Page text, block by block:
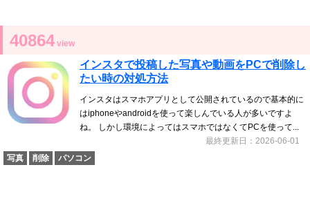
40864 view
インスタで投稿した写真や動画をPCで削除し
たい時の対処方法
インスタはスマホアプリとして公開されているので基本的に
はiphoneやandroidを使って楽しんでいる人が多いですよ
ね。 しかし環境によってはスマホではなくてPCを使って...
最終更新日：2026-06-01
写真
削除 パソコン